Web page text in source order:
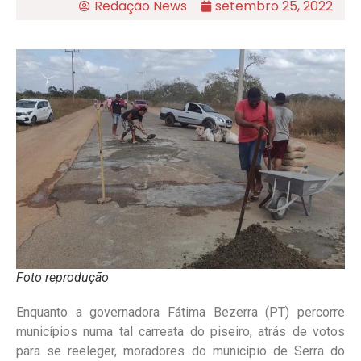
Redação News setembro 25, 2022
Foto reprodução
Enquanto a governadora Fátima Bezerra (PT) percorre
municípios numa tal carreata do piseiro, atrás de votos
para se reeleger, moradores do município de Serra do